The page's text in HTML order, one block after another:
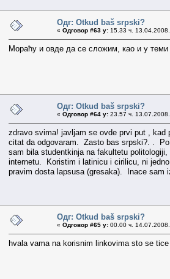
Одг: Otkud baš srpski?
« Одговор #63 у: 15.33 ч.
Мораћу и овде да се сложим, као и у теми
Одг: Otkud baš srpski?
« Одговор #64 у: 23.57 ч.
zdravo svima! javljam se ovde prvi put ,
citat da odgovaram. Zasto bas srpski?. .
sam bila studentkinja na fakultetu
internetu. Koristim i latinicu i cirilicu, ni
pravim dosta lapsusa (gresaka). Inace sam
Одг: Otkud baš srpski?
« Одговор #65 у: 00.00 ч.
hvala vama na korisnim linkovima sto se